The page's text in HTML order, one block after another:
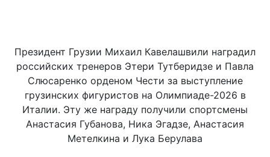
Президент Грузии Михаил Кавелашвили наградил
российских тренеров Этери Тутберидзе и Павла
Слюсаренко орденом Чести за выступление
грузинских фигуристов на Олимпиаде-2026 в
Италии. Эту же награду получили спортсмены
Анастасия Губанова, Ника Эгадзе, Анастасия
Метелкина и Лука Берулава